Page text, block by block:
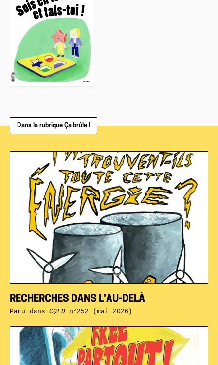
Dans la rubrique Ça brûle !
RECHERCHES DANS L’AU-DELÀ
Paru dansCQFDn°252 (mai 2026)